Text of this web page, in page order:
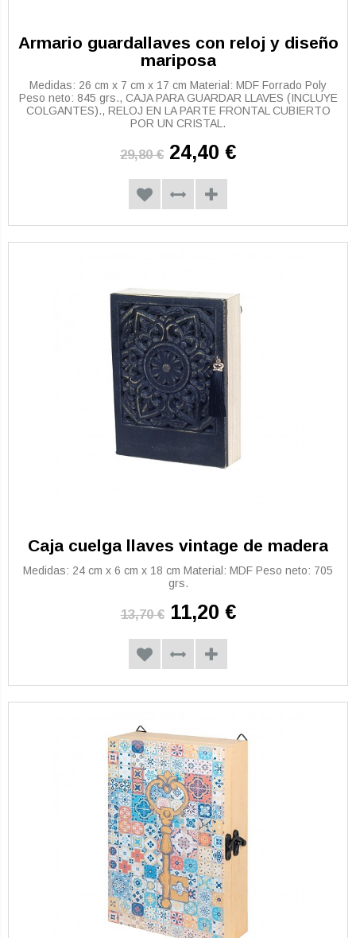
Armario guardallaves con reloj y diseño
mariposa
Medidas: 26 cm x 7 cm x 17 cm Material: MDF Forrado Poly
Peso neto: 845 grs., CAJA PARA GUARDAR LLAVES (INCLUYE
COLGANTES)., RELOJ EN LA PARTE FRONTAL CUBIERTO
POR UN CRISTAL.
29,80 € 24,40 €
Caja cuelga llaves vintage de madera
Medidas: 24 cm x 6 cm x 18 cm Material: MDF Peso neto: 705
grs.
13,70 € 11,20 €